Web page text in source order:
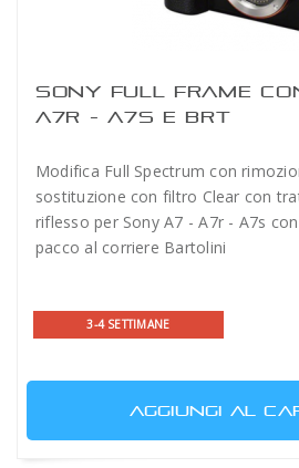
SONY FULL FRAME
A7R - A7S E BRT
Modifica Full Spectrum con
sostituzione con filtro Clear con
riflesso per Sony A7 - A7r - A7s
pacco al corriere Bartolini
3-4 SETTIMANE
AGGIUNGI AL